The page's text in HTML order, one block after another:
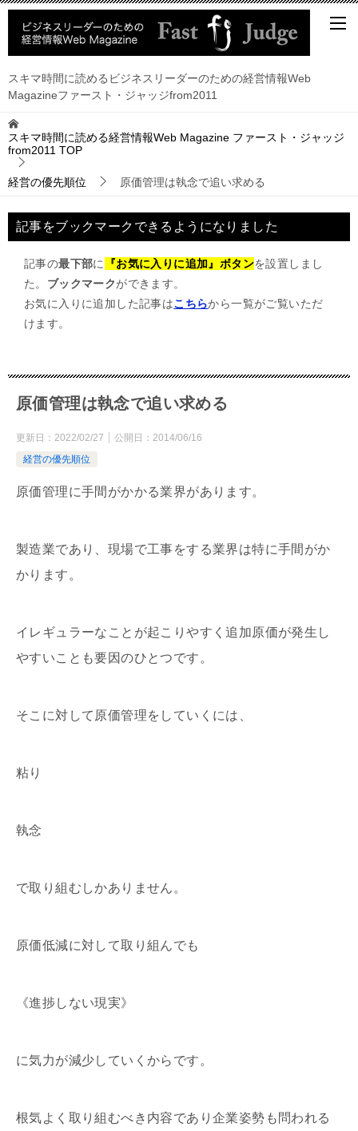
スキマ時間に読めるビジネスリーダーのための経営情報Web
Magazineファースト・ジャッジfrom2011
スキマ時間に読める経営情報Web Magazine ファースト・ジャッジ
from2011 TOP
経営の優先順位 原価管理は執念で追い求める
記事をブックマークできるようになりました
記事の最下部に 『お気に入りに追加』ボタンを設置しまし
た。 ブックマークができます。
お気に入りに追加した記事はこちらから一覧がご覧いただ
けます。
原価管理は執念で追い求める
更新日： 2022/02/27 公開日： 2014/06/16
経営の優先順位
原価管理に手間がかかる業界があります。
製造業であり、現場で工事をする業界は特に手間がか
かります。
イレギュラーなことが起こりやすく追加原価が発生し
やすいことも要因のひとつです。
そこに対して原価管理をしていくには、
粘り
執念
で取り組むしかありません。
原価低減に対して取り組んでも
《進捗しない現実》
に気力が減少していくからです。
根気よく取り組むべき内容であり企業姿勢も問われる